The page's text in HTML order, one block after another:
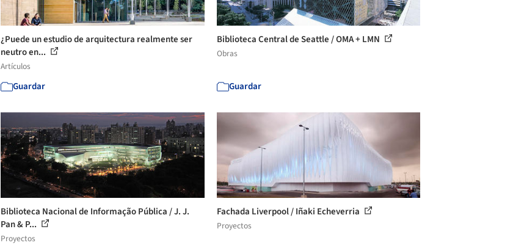
¿Puede un estudio de arquitectura realmente ser
neutro en...
Artículos
Guardar
Biblioteca Central de Seattle / OMA + LMN
Obras
Guardar
Biblioteca Nacional de Informação Pública / J. J.
Pan & P...
Proyectos
Fachada Liverpool / Iñaki Echeverria
Proyectos